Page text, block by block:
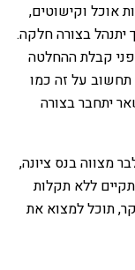
אוכל וקישוטים,
יתנהל בצורה חלקה.
קבלת ההחלטה
על זה כמו
יתחבר בצורה
מצווה בנס ציונה,
ללא תקלות
תוכל למצוא את